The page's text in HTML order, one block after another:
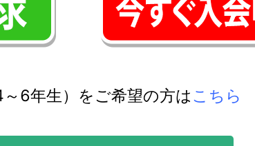
6年生）をご希望の方はこちら